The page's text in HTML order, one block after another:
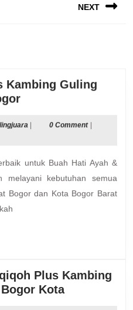
NEXT
Kambing Guling
Catering
Plus
Bogor
Barat
Kota
Kambinggulingjuara
0 Comment
melayani kebutuhan semua
Bogor dan Kota Bogor Barat
Plus Kambing
KotaPenyedia